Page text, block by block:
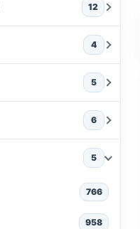
12
4
5
6
5
766
958